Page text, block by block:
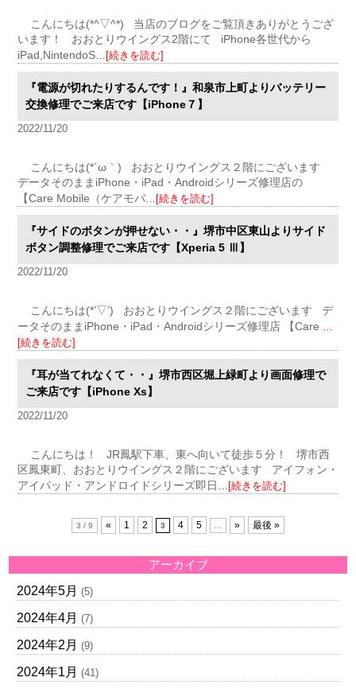
こんにちは(*^▽^*) 当店のブログをご覧頂きありがとうござ
います！ おおとりウイングス2階にて iPhone各世代から
iPad,NintendoS…[続きを読む]
『電源が切れたりするんです！』和泉市上町よりバッテリー
交換修理でご来店です【iPhone７】
2022/11/20
こんにちは(*´ω｀) おおとりウイングス２階にございます
データそのままiPhone・iPad・Androidシリーズ修理店の
【Care Mobile（ケアモバ…[続きを読む]
『サイドのボタンが押せない・・』堺市中区東山よりサイド
ボタン調整修理でご来店です【Xperia 5 Ⅲ】
2022/11/20
こんにちは(*’▽’) おおとりウイングス２階にございます デ
ータそのままiPhone・iPad・Androidシリーズ修理店 【Care …
[続きを読む]
『耳が当てれなくて・・』堺市西区堀上緑町より画面修理で
ご来店です【iPhone Xs】
2022/11/20
こんにちは！ JR鳳駅下車、東へ向いて徒歩５分！ 堺市西
区鳳東町、おおとりウイングス２階にございます アイフォン・
アイパッド・アンドロイドシリーズ即日 …[続きを読む]
3 / 9 « 1 2 3 4 5 » 最後 »
アーカイブ
2024年5月 (5)
2024年4月 (7)
2024年2月 (9)
2024年1月 (41)